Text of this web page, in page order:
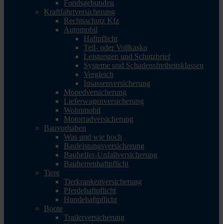
Fondsgebunden
Kraftfahrtversicherung
Rechtsschutz Kfz
Automobil
Haftpflicht
Teil- oder Vollkasko
Leistungen und Schutzbrief
Systeme und Schadensfreiheitsklassen
Vergleich
Insassenversicherung
Mopedversicherung
Lieferwagenversicherung
Wohnmobil
Motorradversicherung
Bauvorhaben
Was und wie hoch
Bauleistungsversicherung
Bauhelfer-Unfallversicherung
Bauherrenhaftpflicht
Tiere
Tierkrankenversicherung
Pferdehaftpflicht
Hundehaftpflicht
Boote
Trailerversicherung